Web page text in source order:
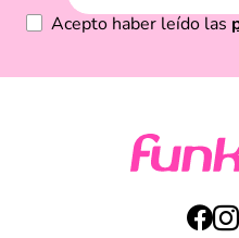
¡Aprovecha la entrega el mismo día
Acepto haber leído las